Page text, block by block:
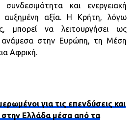
και ενεργειακή
αυξημένη αξία. Η Κρήτη, λόγω
μπορεί να λειτουργήσει ως
ανάμεσα στην Ευρώπη, τη Μέση
Αφρική.
για τις επενδύσεις και
Ελλάδα μέσα από τα